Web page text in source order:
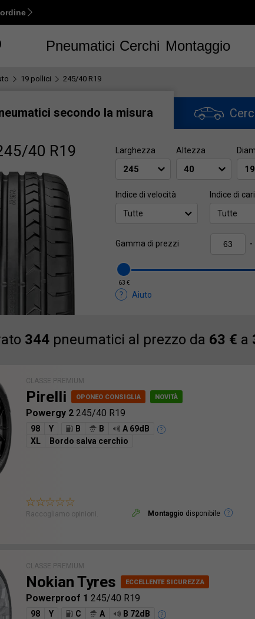
Pneumatici Cerchi Montaggio
19 pollici 245/40 R19
secondo la misura
40 R19 Larghezza Altezza
Indice di velocità
Tutte
Indice di
Tutte
Gamma di prezzi -
63 €
Aiuto
344 pneumatici al prezzo da 63 € a
CLASSE PREMIUM
Pirelli
Powergy 2 245/40 R19
98 Y B B
A 69dB
XL
Bordo salva cerchio
Raccogliamo opinioni. Montaggio disponibile
CLASSE PREMIUM
Nokian Tyres
Powerproof 1 245/40 R19
98 Y C A
B 72dB